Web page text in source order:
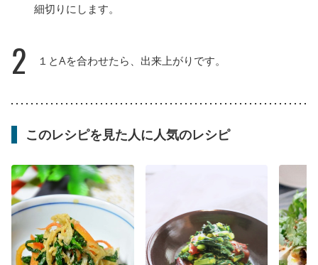
細切りにします。
2 １とAを合わせたら、出来上がりです。
このレシピを見た人に人気のレシピ